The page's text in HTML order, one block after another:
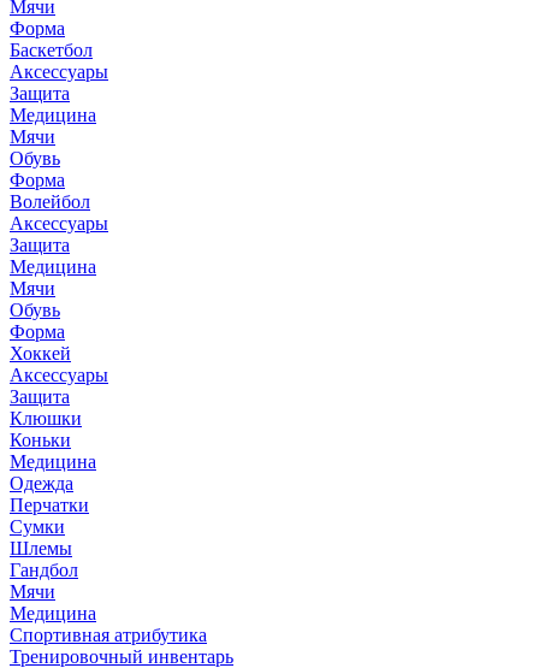
Мячи
Форма
Баскетбол
Аксессуары
Защита
Медицина
Мячи
Обувь
Форма
Волейбол
Аксессуары
Защита
Медицина
Мячи
Обувь
Форма
Хоккей
Аксессуары
Защита
Клюшки
Коньки
Медицина
Одежда
Перчатки
Сумки
Шлемы
Гандбол
Мячи
Медицина
Спортивная атрибутика
Тренировочный инвентарь